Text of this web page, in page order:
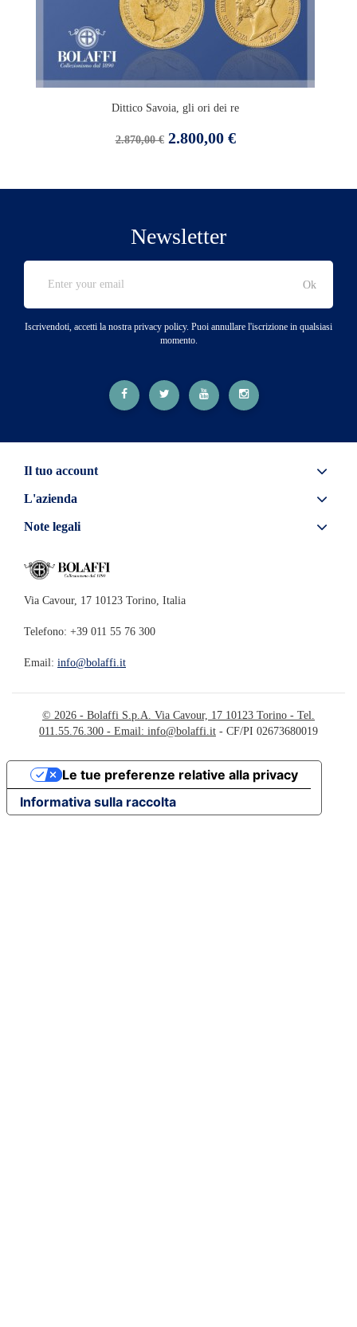
Dittico Savoia, gli ori dei re
Prezzo
2.870,00 € Prezzo
2.800,00 €
Newsletter
Iscrivendoti, accetti la nostra privacy policy. Puoi annullare l'iscrizione in qualsiasi
momento.
Il tuo account
L'azienda
Note legali
Via Cavour, 17 10123 Torino, Italia
Telefono: +39 011 55 76 300
Email: info@bolaffi.it
© 2026 - Bolaffi S.p.A. Via Cavour, 17 10123 Torino - Tel.
011.55.76.300 - Email: info@bolaffi.it - CF/PI 02673680019
Informativa sulla raccolta
Le tue preferenze relative alla privacy